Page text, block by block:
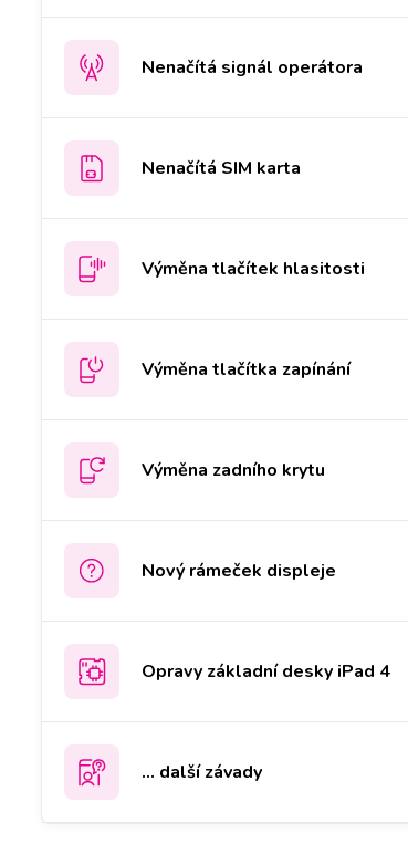
Nenačítá signál operátora
Nenačítá SIM karta
Výměna tlačítek hlasitosti
Výměna tlačítka zapínání
Výměna zadního krytu
Nový rámeček displeje
Opravy základní desky iPad 4
... další závady